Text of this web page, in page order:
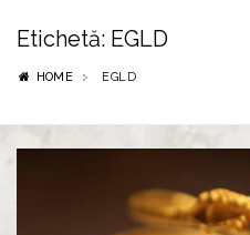
Etichetă: EGLD
HOME EGLD